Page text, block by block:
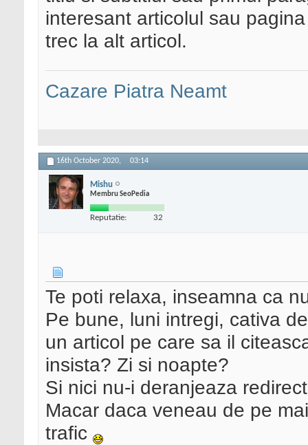
interesant articolul sau
trec la alt articol.
Cazare Piatra Neamt
16th October 2020, 03:14
Mishu
Membru SeoPedia
Reputatie: 32
Te poti relaxa, inseamna ca
Pe bune, luni intregi, cativa
un articol pe care sa il
insista? Zi si noapte?
Si nici nu-i deranjeaza
Macar daca veneau de pe
trafic